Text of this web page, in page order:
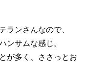
ランさんなので、
ンサムな感じ。
が多く、ささっとお